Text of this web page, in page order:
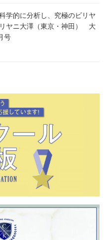
学的に分析し、究極のビリヤ
ヤニ大澤（東京・神田） 大
号